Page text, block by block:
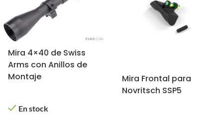
Mira 4×40 de Swiss
Arms con Anillos de
Montaje
En stock
Mira Frontal para
Novritsch SSP5